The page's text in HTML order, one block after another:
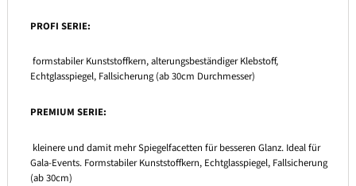
PROFI SERIE:
formstabiler Kunststoffkern, alterungsbeständiger Klebstoff,
Echtglasspiegel, Fallsicherung (ab 30cm Durchmesser)
PREMIUM SERIE:
kleinere und damit mehr Spiegelfacetten für besseren Glanz. Ideal für
Gala-Events. Formstabiler Kunststoffkern, Echtglasspiegel, Fallsicherung
(ab 30cm)